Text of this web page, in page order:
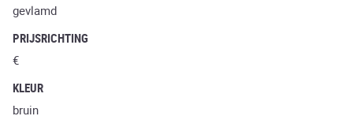
gevlamd
PRIJSRICHTING
€
KLEUR
bruin